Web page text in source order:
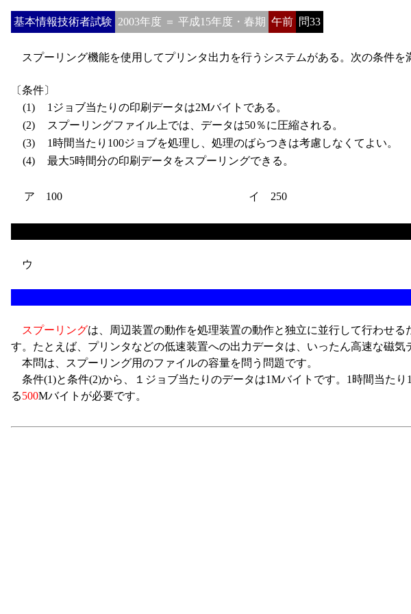
基本情報技術者試験 2003年度 ＝ 平成15年度・春期 午前 問33
スプーリング機能を使用してプリンタ出力を行うシステムがある。次の条件
〔条件〕
(1)
1ジョブ当たりの印刷データは2Mバイトである。
(2)
スプーリングファイル上では、データは50％に圧縮される。
(3)
1時間当たり100ジョブを処理し、処理のばらつきは考慮しなくてよい。
(4)
最大5時間分の印刷データをスプーリングできる。
ア 100 イ 250
ウ
スプーリングは、周辺装置の動作を処理装置の動作と独立に並行して行わせ
す。たとえば、プリンタなどの低速装置への出力データは、いったん高速な磁
本問は、スプーリング用のファイルの容量を問う問題です。
条件(1)と条件(2)から、１ジョブ当たりのデータは1Mバイトです。1時間当た
る500Mバイトが必要です。